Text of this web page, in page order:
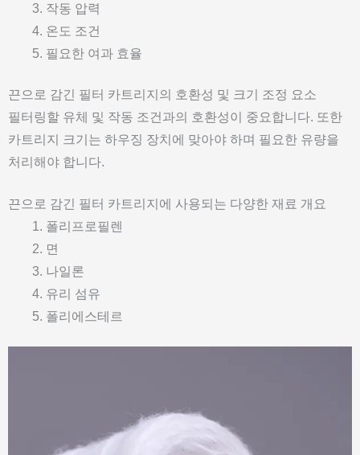
작동 압력
온도 조건
필요한 여과 효율
끈으로 감긴 필터 카트리지의 호환성 및 크기 조정 요소
필터링할 유체 및 작동 조건과의 호환성이 중요합니다. 또한
카트리지 크기는 하우징 장치에 맞아야 하며 필요한 유량을
처리해야 합니다.
끈으로 감긴 필터 카트리지에 사용되는 다양한 재료 개요
폴리프로필렌
면
나일론
유리 섬유
폴리에스테르